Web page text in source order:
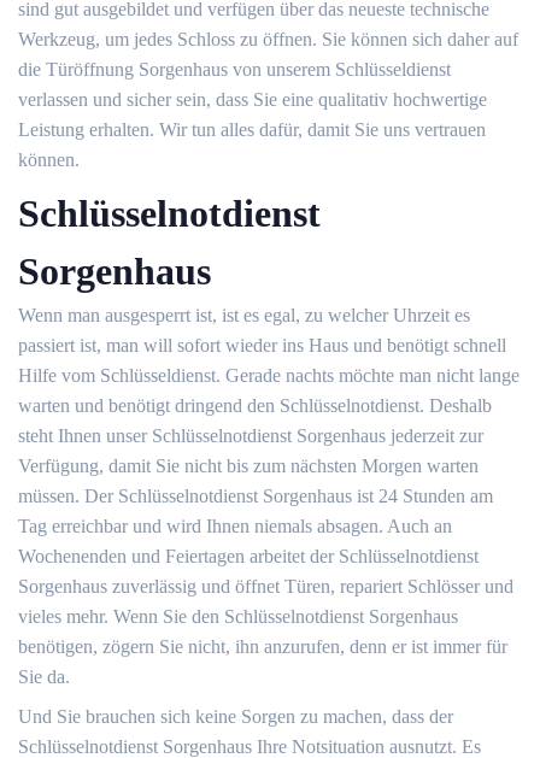
sind gut ausgebildet und verfügen über das neueste technische
Werkzeug, um jedes Schloss zu öffnen. Sie können sich daher auf
die Türöffnung Sorgenhaus von unserem Schlüsseldienst
verlassen und sicher sein, dass Sie eine qualitativ hochwertige
Leistung erhalten. Wir tun alles dafür, damit Sie uns vertrauen
können.
Schlüsselnotdienst
Sorgenhaus
Wenn man ausgesperrt ist, ist es egal, zu welcher Uhrzeit es
passiert ist, man will sofort wieder ins Haus und benötigt schnell
Hilfe vom Schlüsseldienst. Gerade nachts möchte man nicht lange
warten und benötigt dringend den Schlüsselnotdienst. Deshalb
steht Ihnen unser Schlüsselnotdienst Sorgenhaus jederzeit zur
Verfügung, damit Sie nicht bis zum nächsten Morgen warten
müssen. Der Schlüsselnotdienst Sorgenhaus ist 24 Stunden am
Tag erreichbar und wird Ihnen niemals absagen. Auch an
Wochenenden und Feiertagen arbeitet der Schlüsselnotdienst
Sorgenhaus zuverlässig und öffnet Türen, repariert Schlösser und
vieles mehr. Wenn Sie den Schlüsselnotdienst Sorgenhaus
benötigen, zögern Sie nicht, ihn anzurufen, denn er ist immer für
Sie da.
Und Sie brauchen sich keine Sorgen zu machen, dass der
Schlüsselnotdienst Sorgenhaus Ihre Notsituation ausnutzt. Es